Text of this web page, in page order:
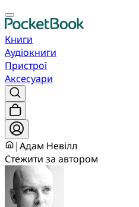
Книги
Аудіокниги
Пристрої
Аксесуари
|Адам Невілл
Стежити за автором